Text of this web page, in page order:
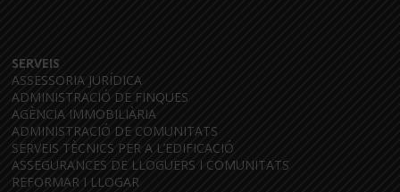
SERVEIS
ASSESSORIA JURÍDICA
ADMINISTRACIÓ DE FINQUES
AGÈNCIA IMMOBILIÀRIA
ADMINISTRACIÓ DE COMUNITATS
SERVEIS TÈCNICS PER A L’EDIFICACIÓ
ASSEGURANCES DE LLOGUERS I COMUNITATS
REFORMAR I LLOGAR